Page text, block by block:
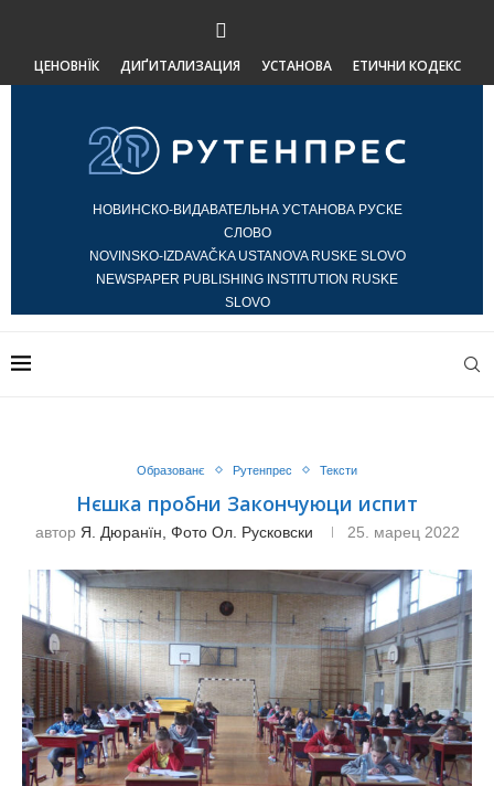
ЦЕНОВНЇК ДИҐИТАЛИЗАЦИЯ УСТАНОВА ЕТИЧНИ КОДЕКС
НОВИНСКО-ВИДАВАТЕЛЬНА УСТАНОВА РУСКЕ
СЛОВО
NOVINSKO-IZDAVAČKA USTANOVA RUSKE SLOVO
NEWSPAPER PUBLISHING INSTITUTION RUSKE
SLOVO
Образованє Рутенпрес Тексти
Нєшка пробни Закончуюци испит
автор Я. Дюранїн, Фото Ол. Русковски 25. марец 2022